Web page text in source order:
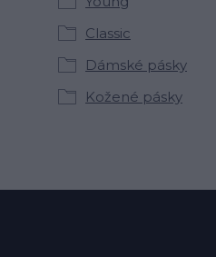
Classic
Dámské pásky
Kožené pásky